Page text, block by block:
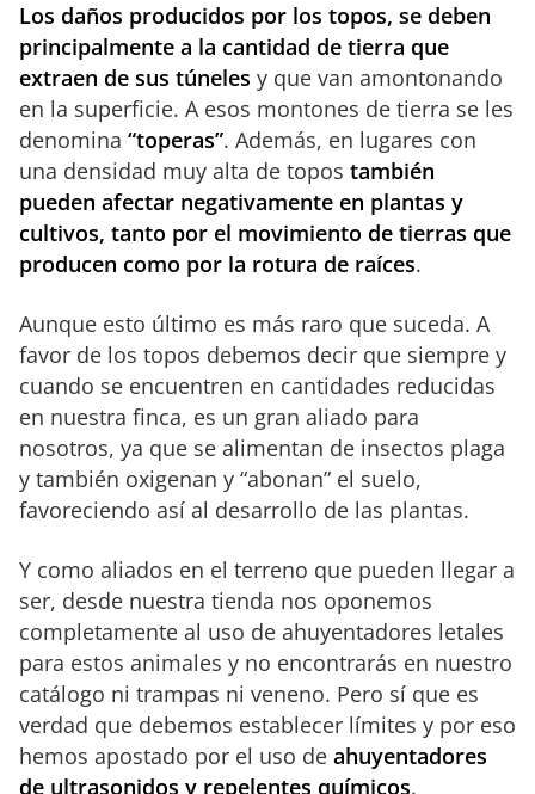
Los daños producidos por los topos, se deben
principalmente a la cantidad de tierra que
extraen de sus túneles y que van amontonando
en la superficie. A esos montones de tierra se les
denomina “toperas”. Además, en lugares con
una densidad muy alta de topos también
pueden afectar negativamente en plantas y
cultivos, tanto por el movimiento de tierras que
producen como por la rotura de raíces.
Aunque esto último es más raro que suceda. A
favor de los topos debemos decir que siempre y
cuando se encuentren en cantidades reducidas
en nuestra finca, es un gran aliado para
nosotros, ya que se alimentan de insectos plaga
y también oxigenan y “abonan” el suelo,
favoreciendo así al desarrollo de las plantas.
Y como aliados en el terreno que pueden llegar a
ser, desde nuestra tienda nos oponemos
completamente al uso de ahuyentadores letales
para estos animales y no encontrarás en nuestro
catálogo ni trampas ni veneno. Pero sí que es
verdad que debemos establecer límites y por eso
hemos apostado por el uso de ahuyentadores
de ultrasonidos y repelentes químicos.